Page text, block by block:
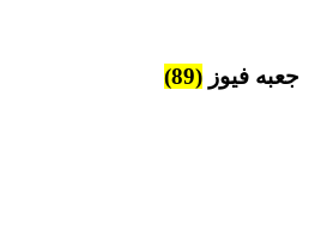
جعبه فیوز (89)